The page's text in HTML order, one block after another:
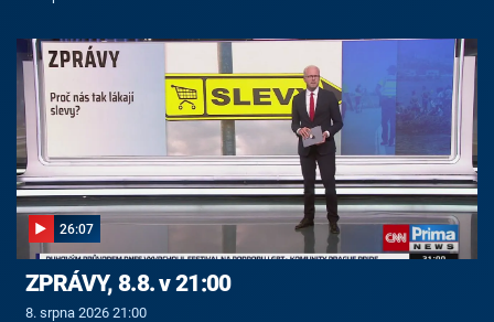
26:07
ZPRÁVY, 8.8. v 21:00
8. srpna 2026 21:00